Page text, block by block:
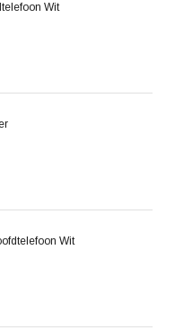
Wit
Wit